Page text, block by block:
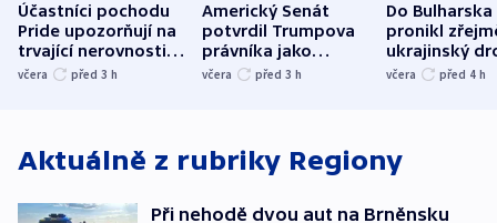
Účastníci pochodu
Pride upozorňují na
trvající nerovnosti i
společenskou
včera před 3 h
Americký Senát
potvrdil Trumpova
právníka jako
ministra
včera před 3 h
Do Bulharska
pronikl
ukrajinský
explodoval
včera před 4 h
Aktuálně z rubriky Regiony
Při nehodě dvou aut na Brněnsku